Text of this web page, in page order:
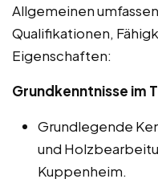
Allgemeinen
Qualifikationen,
Eigenschaften:
Grundkenntnisse im
Grundlegende
und
Kuppenheim.